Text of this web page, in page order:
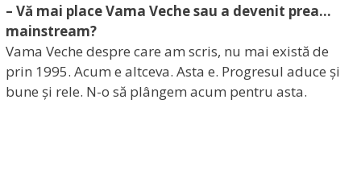
– Vă mai place Vama Veche sau a devenit prea…
mainstream?
Vama Veche despre care am scris, nu mai există de
prin 1995. Acum e altceva. Asta e. Progresul aduce și
bune și rele. N-o să plângem acum pentru asta.